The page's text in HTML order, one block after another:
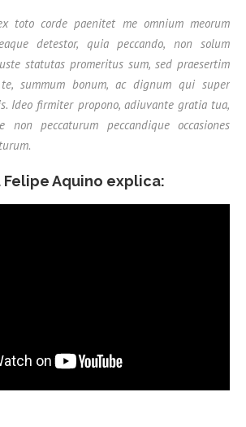
toto corde paenitet me omnium meorum
detestor, quia peccando, non solum
statutas promeritus sum, sed praesertim
summum bonum, ac dignum qui super
Ideo firmiter propono, adiuvante gratia tua,
non peccaturum peccandique occasiones
Felipe Aquino explica: